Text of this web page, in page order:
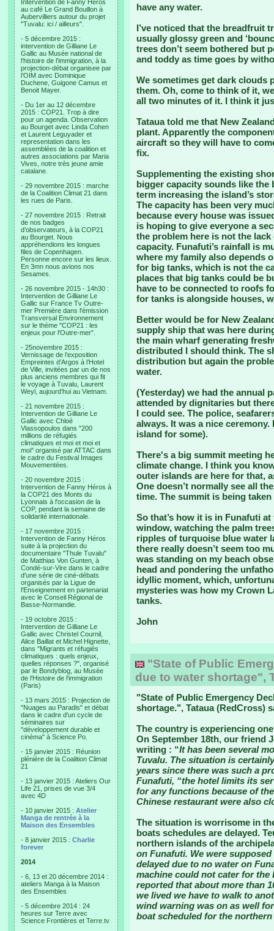
Intervention de Fanny Héros
au café Le Grand Bouillon à
Aubervilliers autour du projet
"Tuvalu: ici / ailleurs".
- 5 décembre 2015 :
intervention de Gilliane Le
Gallic au Musée national de
l’histoire de l’immigration, à la
projection-débat organisee par
l’OIM avec Dominique
Duchene, Guigone Camus et
Benoit Mayer.
- Du 1er au 12 décembre
2015 : COP21. Trop à dire
pour un agenda. Observation
au Bourget avec Linda Cohen
et Laurent Leguyader et
representation dans les
assemblées de la coalition et
autres associations par Maria
Vives, notre très jeune amie
catalane.
- 29 novembre 2015 : marche
de la Coalition Climat 21 dans
les rues de Paris.
- 27 novembre 2015 : Retrait
de nos badges
d’observateurs, à la COP21
au Bourget. Nous
appréhendions les longues
files de Copenhagen.
Personne encore sur les lieux.
En 3mn nous avions nos
Sesames.
- 26 novembre 2015 - 14h30 :
Intervention de Gilliane Le
Gallic sur France Tv Outre-
mer Première dans l'émission
Transversal Environnement
sur le thème "COP21 : les
enjeux pour l'Outre-mer".
- 25novembre 2015 :
Vernissage de l’exposition
Empreintes d’Argos à l’Hotel
de Ville, invitées par un de nos
plus anciens membres qui fit
le voyage à Tuvalu, Laurent
Weyl, aujourd’hui au Vietnam.
- 21 novembre 2015 :
Intervention de Gilliane Le
Gallic avec Chloé
Vlassopoulos dans "200
millions de réfugiés
climatiques et moi et moi et
moi" organisé par ATTAC dans
le cadre du Festival Images
Mouvementées.
- 20 novembre 2015 :
Intervention de Fanny Héros à
la COP21 des Monts du
Lyonnais à l'occasion de la
COP, pendant la semaine de
solidarité internationale.
- 17 novembre 2015 :
Intervention de Fanny Héros
suite à la projection du
documentaire "Thule Tuvalu"
de Matthias Von Gunten, à
Condé-sur-Vire dans le cadre
d'une série de ciné-débats
organisés par la Ligue de
l'Enseignement en partenariat
avec le Conseil Régional de
Basse-Normandie.
- 19 octobre 2015 :
Intervention de Gilliane Le
Gallic avec Christel Cournil,
Alice Baillat et Michel Hignette,
dans "Migrants et réfugiés
climatiques : quels enjeux,
quelles réponses ?", organisé
par le Bondyblog, au Musée
de l'Histoire de l'immigration
(Paris)
- 13 mars 2015 : Projection de
"Nuages au Paradis" et débat
dans le cadre d'un cycle de
séminaires sur
"développement durable et
cinéma" à Science Po.
- 15 janvier 2015 : Réunion
plénière de la Coalition Climat
21
- 13 janvier 2015 : Ateliers Our
Life 21, prises de vue 3/4
avec 4D
- 10 janvier 2015 : Atelier
Manga de rentrée à la
Maison des Ensembles
- 8 janvier 2015 : Charlie
forever
2014
- 6, 13 et 20 décembre 2014 :
ateliers Manga à la Maison
des Ensembles
- 5 décembre 2014 : 24
heures sur Terre avec
Science Frontières et Terre.tv
have any water.
I’ve noticed that the breadfruit
usually glossy green and
trees don’t seem bothered but
and toddy as time goes by
We sometimes get dark clouds
them. Oh, come to think of it,
all two minutes of it. I think it
Tataua told me that New
plant. Apparently the
aircraft so they will have to
fix.
Supplementing the existing
bigger capacity sounds like
term increasing the island’s
The capacity has been very
because every house was
is hoping to give everyone a
the problem here is not the
capacity. Funafuti’s rainfall is
where my family also depends
for big tanks, which is not the
places that big tanks could be
have to be connected to roofs
for tanks is alongside houses,
Better would be for New
supply ship that was here
the main wharf generating
distributed I should think. The
distribution but again the
water.
(Yesterday) we had the annual
attended by dignitaries but
I could see. The police,
always. It was a nice
island for some).
There's a big summit meeting
climate change. I think you
outer islands are here for that,
One doesn’t normally see all
time. The summit is being
So that’s how it is in Funafuti
window, watching the palm
ripples of turquoise blue water
there really doesn’t seem too
was standing on my beach
head and pondering the
idyllic moment, which,
mysteries was how my Crown
tanks.
John
"State of Public
due to water shortage",
"State of Public Emergency
shortage.", Tataua (RedCross)
The country is experiencing
On September 18th, our friend
writing : “It has been several
Tuvalu. The situation is
years since there was such a
Funafuti, “the hotel limits its
for any functions because of
Chinese restaurant were also
The situation is worrisome in
boats schedules are delayed.
northern islands of the
on Funafuti. We were
delayed due to no water on
machine could not cater for the
reported that about more than
we lived we have to walk to
wind warning was on as well
boat scheduled for the